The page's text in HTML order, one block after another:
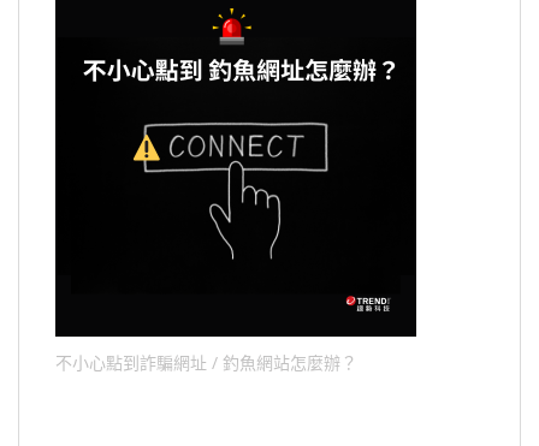
不小心點到詐騙網址 / 釣魚網站怎麼辦？